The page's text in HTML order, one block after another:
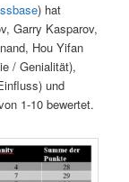
) hat
Garry Kasparov,
Hou Yifan
/ Genialität),
und
1-10 bewertet.